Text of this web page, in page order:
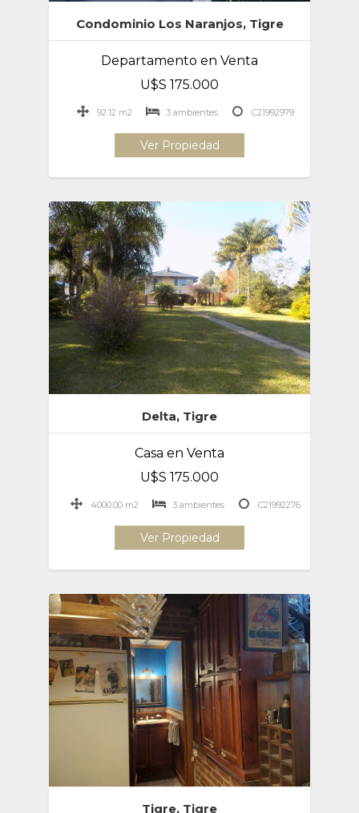
Condominio Los Naranjos, Tigre
Departamento en Venta
U$S 175.000
92.12 m2 3 ambientes C21992979
Ver Propiedad
Delta, Tigre
Casa en Venta
U$S 175.000
4000.00 m2 3 ambientes C21992276
Ver Propiedad
Tigre, Tigre